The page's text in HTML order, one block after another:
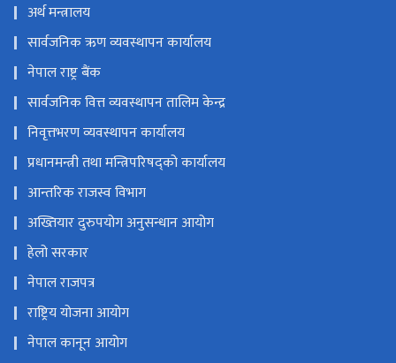
अर्थ मन्त्रालय
सार्वजनिक ऋण व्यवस्थापन कार्यालय
नेपाल राष्ट्र बैंक
सार्वजनिक वित्त व्यवस्थापन तालिम केन्द्र
निवृत्तभरण व्यवस्थापन कार्यालय
प्रधानमन्त्री तथा मन्त्रिपरिषद्को कार्यालय
आन्तरिक राजस्व विभाग
अख्तियार दुरुपयोग अनुसन्धान आयोग
हेलो सरकार
नेपाल राजपत्र
राष्ट्रिय योजना आयोग
नेपाल कानून आयोग